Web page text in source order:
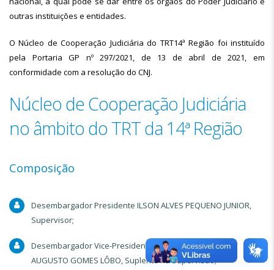
outras instituições e entidades.
O Núcleo de Cooperação Judiciária do TRT14ª Região foi instituído
pela Portaria GP nº 297/2021, de 13 de abril de 2021, em
conformidade com a resolução do CNJ.
Núcleo de Cooperação Judiciária
no âmbito do TRT da 14ª Região
Composição
Desembargador Presidente ILSON ALVES PEQUENO JUNIOR,
Supervisor;
Desembargador Vice-Presidente e Corregedor CARLOS
AUGUSTO GOMES LÔBO, Suplente na Supervisão;